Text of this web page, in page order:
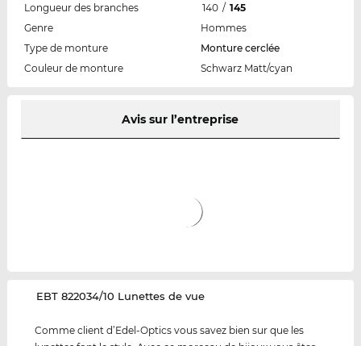
Longueur des branches
140 / 145
Genre
Hommes
Type de monture
Monture cerclée
Couleur de monture
Schwarz Matt/cyan
Avis sur l’entreprise
‌EBT 822034/10 Lunettes de vue
Comme client d’Edel-Optics vous savez bien sur que les